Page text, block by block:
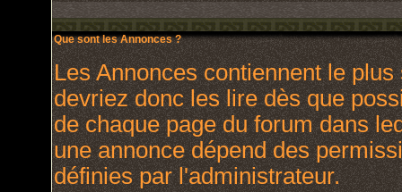
Que sont les Annonces ?
Les Annonces contiennent le
devriez donc les lire dès que
de chaque page du forum dans
une annonce dépend des
définies par l'administrateur.